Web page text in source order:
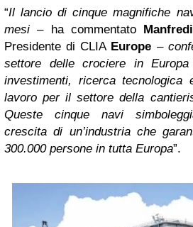
“Il lancio di cinque magnifiche
mesi – ha commentato
Presidente di CLIA Europe –
settore delle crociere in
investimenti, ricerca
lavoro per il settore della
Queste cinque navi
crescita di un’industria che
300.000 persone in tutta Europa”.